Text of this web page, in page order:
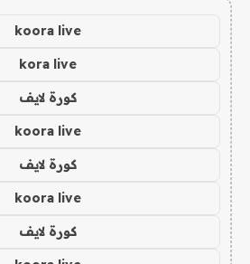
koora live
kora live
كورة لايف
koora live
كورة لايف
koora live
كورة لايف